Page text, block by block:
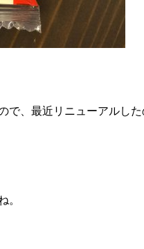
、最近リニューアルした
。